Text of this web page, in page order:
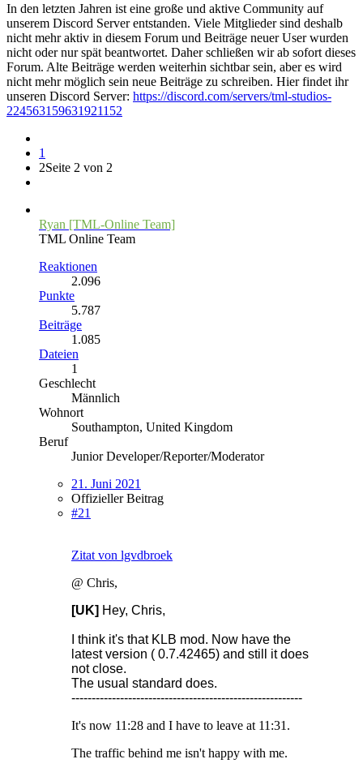
In den letzten Jahren ist eine große und aktive Community auf
unserem Discord Server entstanden. Viele Mitglieder sind deshalb
nicht mehr aktiv in diesem Forum und Beiträge neuer User wurden
nicht oder nur spät beantwortet. Daher schließen wir ab sofort dieses
Forum. Alte Beiträge werden weiterhin sichtbar sein, aber es wird
nicht mehr möglich sein neue Beiträge zu schreiben. Hier findet ihr
unseren Discord Server: https://discord.com/servers/tml-studios-
224563159631921152
1
2Seite 2 von 2
Ryan [TML-Online Team]
TML Online Team
Reaktionen
2.096
Punkte
5.787
Beiträge
1.085
Dateien
1
Geschlecht
Männlich
Wohnort
Southampton, United Kingdom
Beruf
Junior Developer/Reporter/Moderator
21. Juni 2021
Offizieller Beitrag
#21
Zitat von lgvdbroek
@ Chris,
[UK] Hey, Chris,
I think it's that KLB mod. Now have the
latest version ( 0.7.42465) and still it does
not close.
The usual standard does.
---------------------------------------------------------
It's now 11:28 and I have to leave at 11:31.
The traffic behind me isn't happy with me.